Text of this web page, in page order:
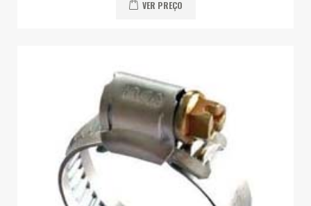
VER PREÇO